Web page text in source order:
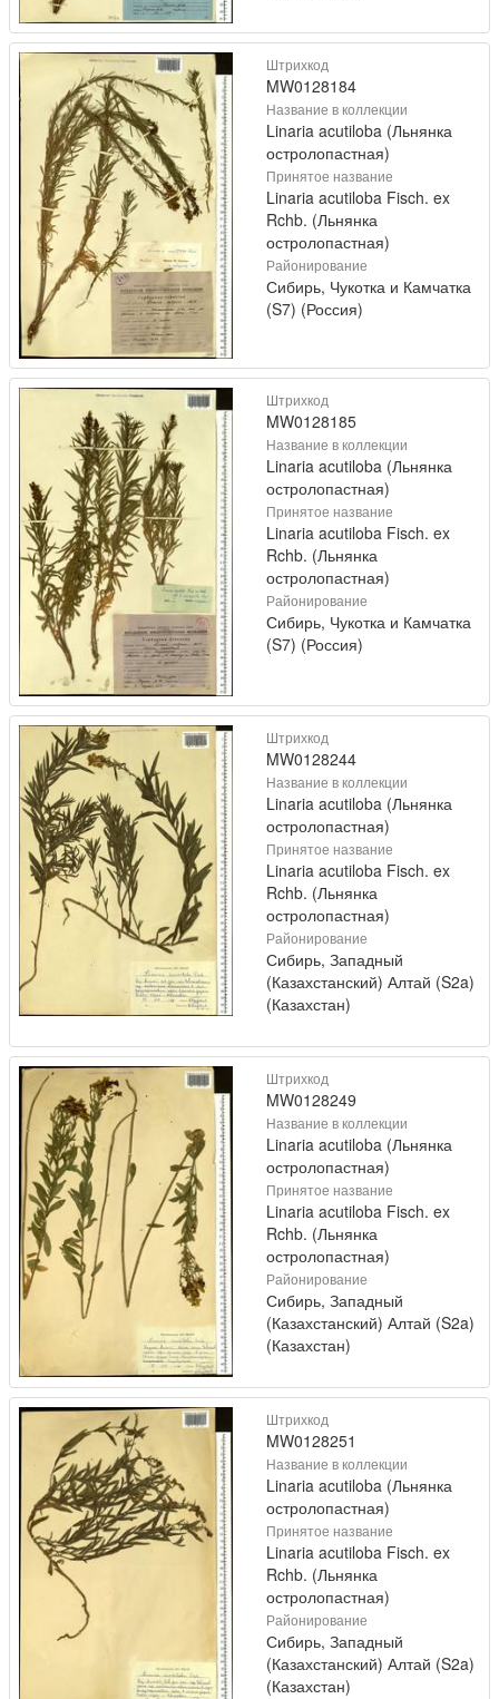
Штрихкод
MW0128184
Название в коллекции
Linaria acutiloba (Льнянка
остролопастная)
Принятое название
Linaria acutiloba Fisch. ex
Rchb. (Льнянка
остролопастная)
Районирование
Сибирь, Чукотка и Камчатка
(S7) (Россия)
Штрихкод
MW0128185
Название в коллекции
Linaria acutiloba (Льнянка
остролопастная)
Принятое название
Linaria acutiloba Fisch. ex
Rchb. (Льнянка
остролопастная)
Районирование
Сибирь, Чукотка и Камчатка
(S7) (Россия)
Штрихкод
MW0128244
Название в коллекции
Linaria acutiloba (Льнянка
остролопастная)
Принятое название
Linaria acutiloba Fisch. ex
Rchb. (Льнянка
остролопастная)
Районирование
Сибирь, Западный
(Казахстанский) Алтай (S2a)
(Казахстан)
Штрихкод
MW0128249
Название в коллекции
Linaria acutiloba (Льнянка
остролопастная)
Принятое название
Linaria acutiloba Fisch. ex
Rchb. (Льнянка
остролопастная)
Районирование
Сибирь, Западный
(Казахстанский) Алтай (S2a)
(Казахстан)
Штрихкод
MW0128251
Название в коллекции
Linaria acutiloba (Льнянка
остролопастная)
Принятое название
Linaria acutiloba Fisch. ex
Rchb. (Льнянка
остролопастная)
Районирование
Сибирь, Западный
(Казахстанский) Алтай (S2a)
(Казахстан)